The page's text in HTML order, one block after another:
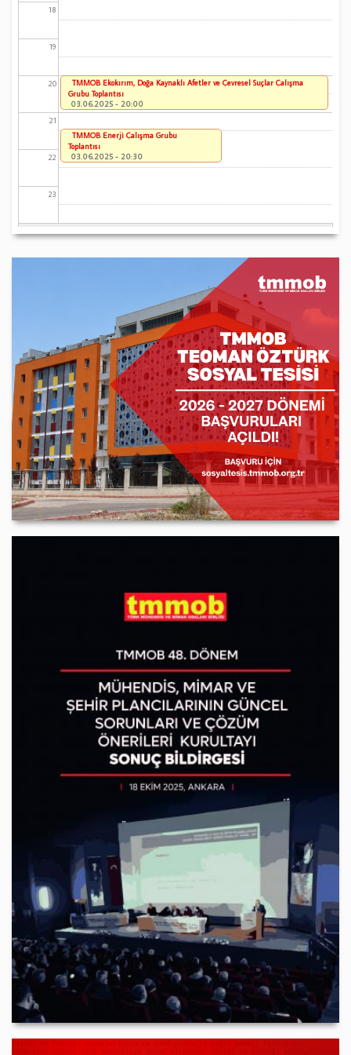
18
19
20
21
22
23
TMMOB Ekokırım, Doğa Kaynaklı Afetler ve Çevresel Suçlar Çalışma
Grubu Toplantısı
03.06.2025 - 20:00
TMMOB Enerji Çalışma Grubu
Toplantısı
03.06.2025 - 20:30